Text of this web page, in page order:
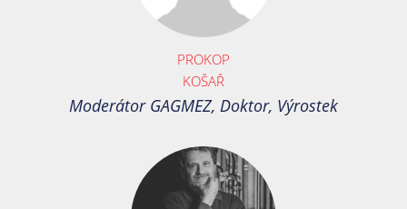
PROKOP
KOŠAŘ
Moderátor GAGMEZ, Doktor, Výrostek